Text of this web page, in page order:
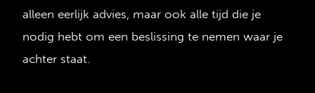
alleen eerlijk advies, maar ook alle tijd die je
nodig hebt om een beslissing te nemen waar je
achter staat.